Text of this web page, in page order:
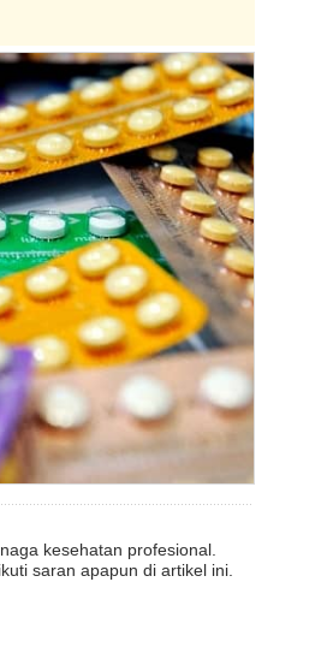
kesehatan profesional.
saran apapun di artikel ini.